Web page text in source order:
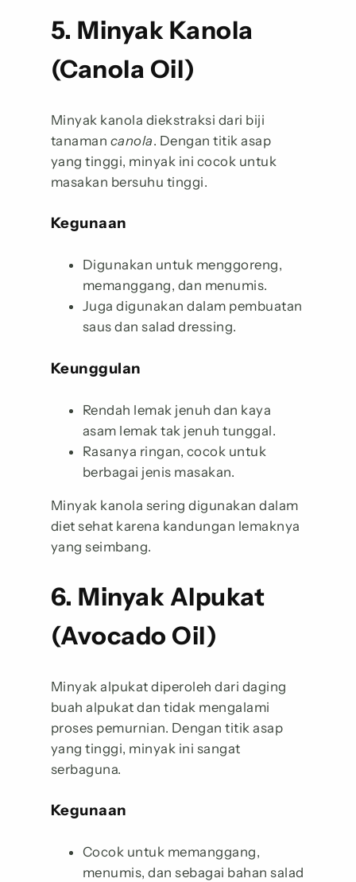
5. Minyak Kanola
(Canola Oil)
Minyak kanola diekstraksi dari biji
tanaman canola. Dengan titik asap
yang tinggi, minyak ini cocok untuk
masakan bersuhu tinggi.
Kegunaan
Digunakan untuk menggoreng,
memanggang, dan menumis.
Juga digunakan dalam pembuatan
saus dan salad dressing.
Keunggulan
Rendah lemak jenuh dan kaya
asam lemak tak jenuh tunggal.
Rasanya ringan, cocok untuk
berbagai jenis masakan.
Minyak kanola sering digunakan dalam
diet sehat karena kandungan lemaknya
yang seimbang.
6. Minyak Alpukat
(Avocado Oil)
Minyak alpukat diperoleh dari daging
buah alpukat dan tidak mengalami
proses pemurnian. Dengan titik asap
yang tinggi, minyak ini sangat
serbaguna.
Kegunaan
Cocok untuk memanggang,
menumis, dan sebagai bahan salad